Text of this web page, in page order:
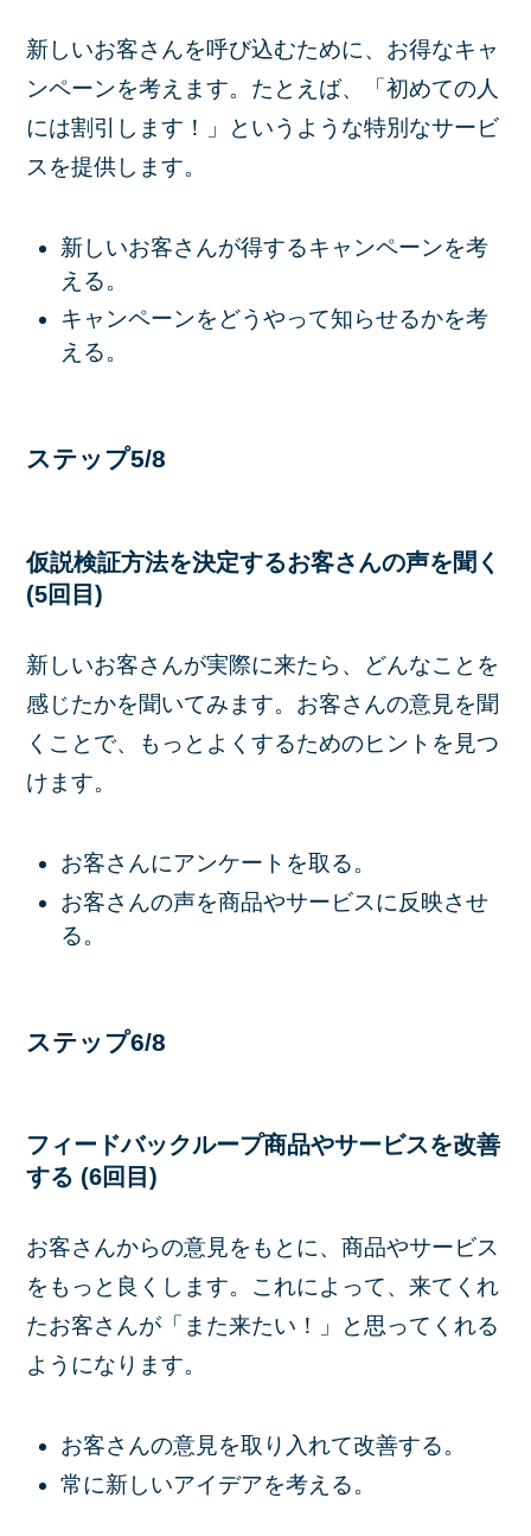
新しいお客さんを呼び込むために、お得なキャ
ンペーンを考えます。たとえば、「初めての人
には割引します！」というような特別なサービ
スを提供します。
新しいお客さんが得するキャンペーンを考
える。
キャンペーンをどうやって知らせるかを考
える。
ステップ5/8
仮説検証方法を決定するお客さんの声を聞く
(5回目)
新しいお客さんが実際に来たら、どんなことを
感じたかを聞いてみます。お客さんの意見を聞
くことで、もっとよくするためのヒントを見つ
けます。
お客さんにアンケートを取る。
お客さんの声を商品やサービスに反映させ
る。
ステップ6/8
フィードバックループ商品やサービスを改善
する (6回目)
お客さんからの意見をもとに、商品やサービス
をもっと良くします。これによって、来てくれ
たお客さんが「また来たい！」と思ってくれる
ようになります。
お客さんの意見を取り入れて改善する。
常に新しいアイデアを考える。